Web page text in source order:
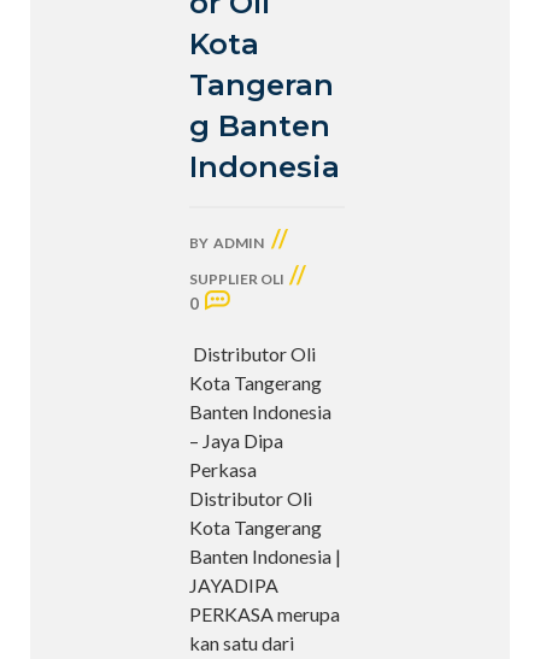
Kota
Tangeran
g Banten
Indonesia
BY ADMIN //
SUPPLIER OLI //
0
Distributor Oli
Kota Tangerang
Banten Indonesia
– Jaya Dipa
Perkasa
Distributor Oli
Kota Tangerang
Banten Indonesia |
JAYADIPA
PERKASA merupa
kan satu dari